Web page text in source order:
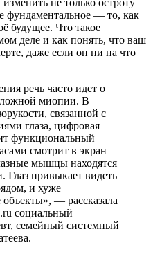
фундаментальное — то, как
будущее. Что такое
деле и как понять, что ваш
даже если он ни на что
речь часто идет о
ложной миопии. В
связанной с
глаза, цифровая
функциональный
смотрит в экран
мышцы находятся
Глаз привыкает видеть
и хуже
объекты», — рассказала
социальный
семейный системный